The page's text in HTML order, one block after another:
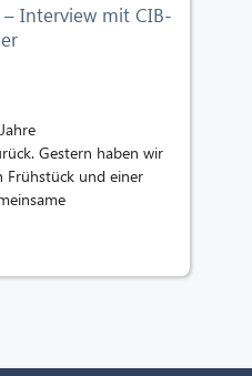
Interview mit CIB-
Gestern haben wir
Frühstück und einer